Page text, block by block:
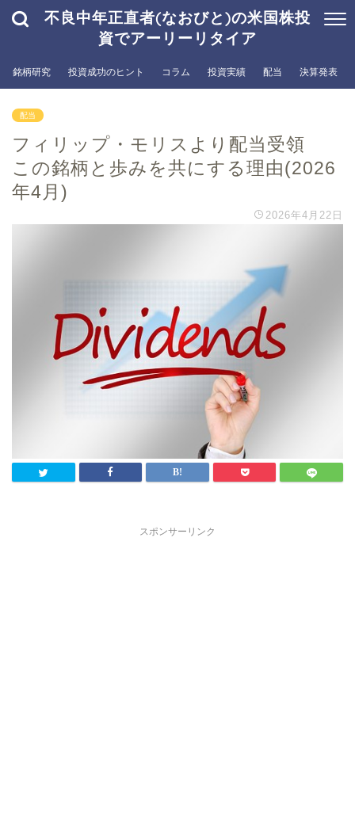
不良中年正直者(なおびと)の米国株投
資でアーリーリタイア
銘柄研究 投資成功のヒント コラム 投資実績 配当 決算発表
配当
フィリップ・モリスより配当受領
この銘柄と歩みを共にする理由(2026
年4月)
2026年4月22日
スポンサーリンク